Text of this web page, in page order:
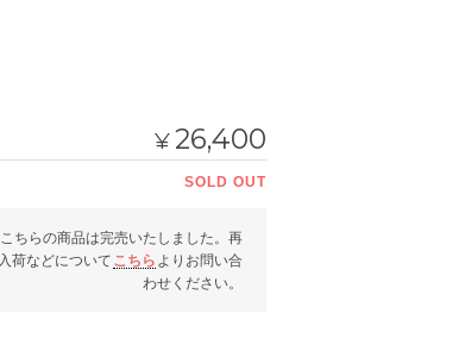
¥26,400
SOLD OUT
こちらの商品は完売いたしました。再
入荷などについて こちら よりお問い合
わせください。